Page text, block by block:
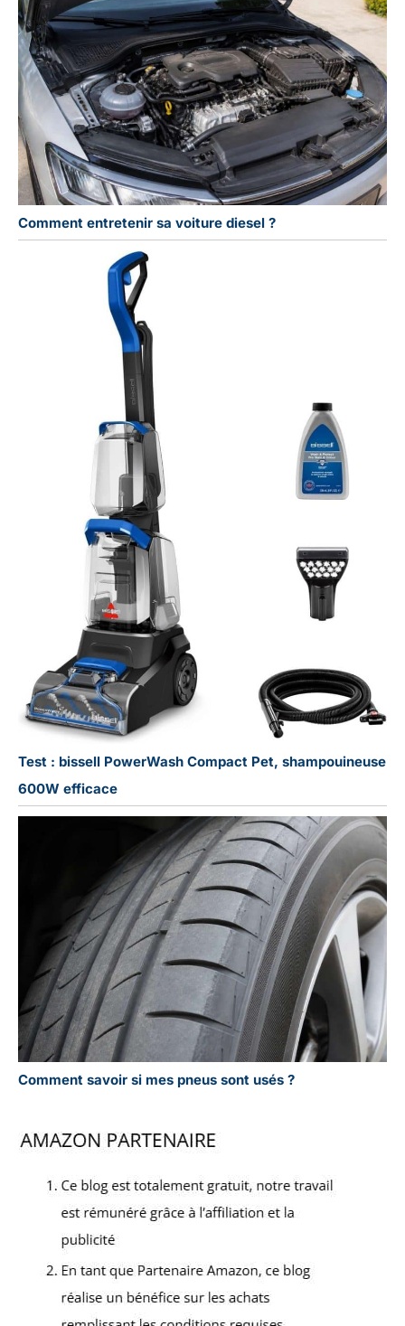
Comment entretenir sa voiture diesel ?
Test : bissell PowerWash Compact Pet, shampouineuse
600W efficace
Comment savoir si mes pneus sont usés ?